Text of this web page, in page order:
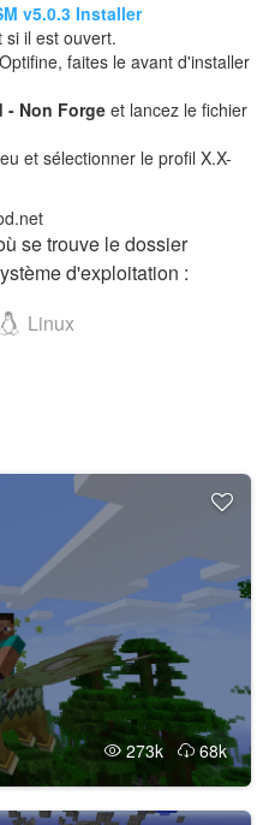
v5.0.3 Installer
il est ouvert.
faites le avant d'installer
- Non Forge et lancez le fichier
et sélectionner le profil X.X-
se trouve le dossier
d'exploitation :
Linux
273k 68k